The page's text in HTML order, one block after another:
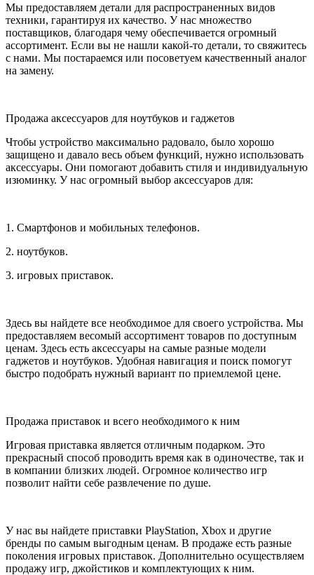
Мы предоставляем детали для распространенных видов
техники, гарантируя их качество. У нас множество
поставщиков, благодаря чему обеспечивается огромный
ассортимент. Если вы не нашли какой-то детали, то свяжитесь
с нами. Мы постараемся или посоветуем качественный аналог
на замену.
Продажа аксессуаров для ноутбуков и гаджетов
Чтобы устройство максимально радовало, было хорошо
защищено и давало весь объем функций, нужно использовать
аксессуары. Они помогают добавить стиля и индивидуальную
изюминку. У нас огромный выбор аксессуаров для:
1. Смартфонов и мобильных телефонов.
2. ноутбуков.
3. игровых приставок.
Здесь вы найдете все необходимое для своего устройства. Мы
предоставляем весомый ассортимент товаров по доступным
ценам. Здесь есть аксессуары на самые разные модели
гаджетов и ноутбуков. Удобная навигация и поиск помогут
быстро подобрать нужный вариант по приемлемой цене.
Продажа приставок и всего необходимого к ним
Игровая приставка является отличным подарком. Это
прекрасный способ проводить время как в одиночестве, так и
в компании близких людей. Огромное количество игр
позволит найти себе развлечение по душе.
У нас вы найдете приставки PlayStation, Xbox и другие
бренды по самым выгодным ценам. В продаже есть разные
поколения игровых приставок. Дополнительно осуществляем
продажу игр, джойстиков и комплектующих к ним.